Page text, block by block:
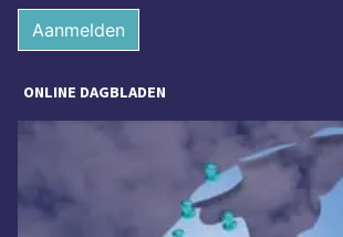
Aanmelden
ONLINE DAGBLADEN